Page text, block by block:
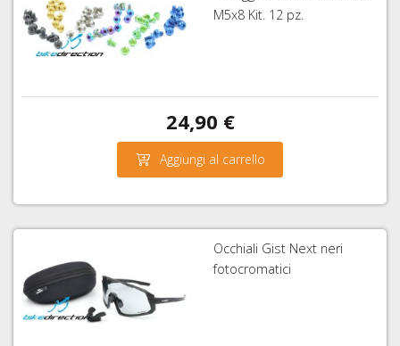
M5x8 Kit. 12 pz.
24,90 €
Aggiungi al carrello
Occhiali Gist Next neri
fotocromatici